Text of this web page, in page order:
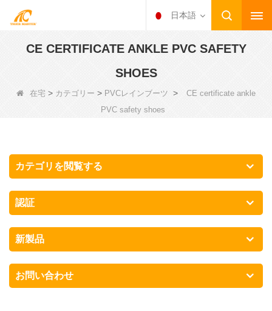
日本語
CE CERTIFICATE ANKLE PVC SAFETY
SHOES
在宅 > カテゴリー > PVCレインブーツ >
CE certificate ankle
PVC safety shoes
カテゴリを閲覧する
認証
新製品
お問い合わせ